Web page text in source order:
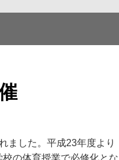
ました。平成23年度より
の体育授業で必修化とな